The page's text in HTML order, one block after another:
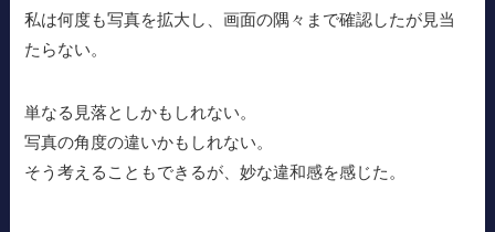
私は何度も写真を拡大し、画面の隅々まで確認したが見当
たらない。
単なる見落としかもしれない。
写真の角度の違いかもしれない。
そう考えることもできるが、妙な違和感を感じた。